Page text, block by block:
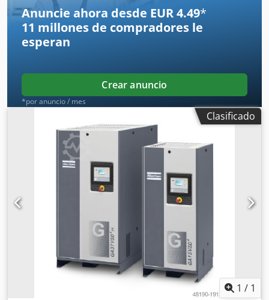
Anuncie ahora desde EUR 4.49*
11 millones de compradores le
esperan
Crear anuncio
*por anuncio / mes
Clasificado
1 / 1